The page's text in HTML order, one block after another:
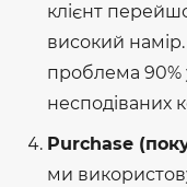
клієнт
високий
проблема 90%
несподіваних
Purchase
ми